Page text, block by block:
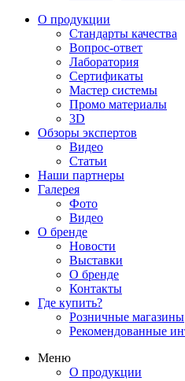
О продукции
Стандарты качества
Вопрос-ответ
Лаборатория
Сертификаты
Мастер системы
Промо материалы
3D
Обзоры экспертов
Видео
Статьи
Наши партнеры
Галерея
Фото
Видео
О бренде
Новости
Выставки
О бренде
Контакты
Где купить?
Розничные магазины
Рекомендованные
Меню
О продукции